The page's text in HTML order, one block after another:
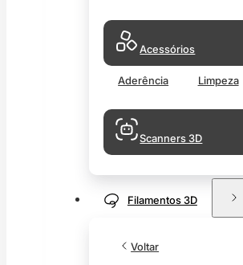
Acessórios
Aderência Limpeza
Scanners 3D
Filamentos 3D
Voltar